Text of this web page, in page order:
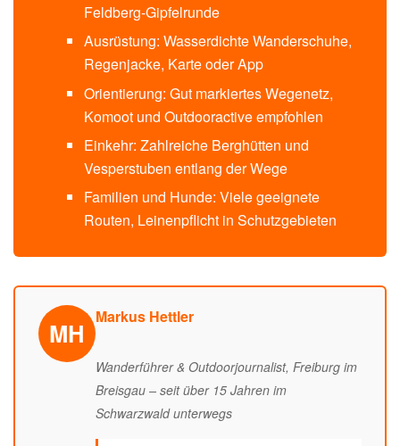
Feldberg-Gipfelrunde
Ausrüstung: Wasserdichte Wanderschuhe,
Regenjacke, Karte oder App
Orientierung: Gut markiertes Wegenetz,
Komoot und Outdooractive empfohlen
Einkehr: Zahlreiche Berghütten und
Vesperstuben entlang der Wege
Familien und Hunde: Viele geeignete
Routen, Leinenpflicht in Schutzgebieten
MH
Markus Hettler
Wanderführer & Outdoorjournalist, Freiburg im
Breisgau – seit über 15 Jahren im
Schwarzwald unterwegs